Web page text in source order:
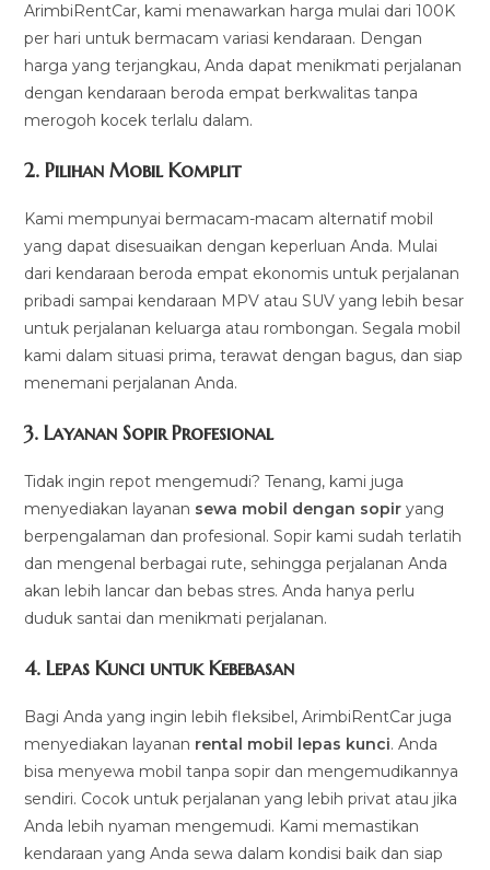
ArimbiRentCar, kami menawarkan harga mulai dari 100K
per hari untuk bermacam variasi kendaraan. Dengan
harga yang terjangkau, Anda dapat menikmati perjalanan
dengan kendaraan beroda empat berkwalitas tanpa
merogoh kocek terlalu dalam.
2. Pilihan Mobil Komplit
Kami mempunyai bermacam-macam alternatif mobil
yang dapat disesuaikan dengan keperluan Anda. Mulai
dari kendaraan beroda empat ekonomis untuk perjalanan
pribadi sampai kendaraan MPV atau SUV yang lebih besar
untuk perjalanan keluarga atau rombongan. Segala mobil
kami dalam situasi prima, terawat dengan bagus, dan siap
menemani perjalanan Anda.
3.Layanan Sopir Profesional
Tidak ingin repot mengemudi? Tenang, kami juga
menyediakan layanan sewa mobil dengan sopir yang
berpengalaman dan profesional. Sopir kami sudah terlatih
dan mengenal berbagai rute, sehingga perjalanan Anda
akan lebih lancar dan bebas stres. Anda hanya perlu
duduk santai dan menikmati perjalanan.
4.Lepas Kunci untuk Kebebasan
Bagi Anda yang ingin lebih fleksibel, ArimbiRentCar juga
menyediakan layanan rental mobil lepas kunci. Anda
bisa menyewa mobil tanpa sopir dan mengemudikannya
sendiri. Cocok untuk perjalanan yang lebih privat atau jika
Anda lebih nyaman mengemudi. Kami memastikan
kendaraan yang Anda sewa dalam kondisi baik dan siap